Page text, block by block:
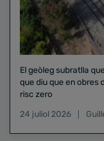
El geòleg subratlla
que diu que en obres
risc zero
24 juliol 2026